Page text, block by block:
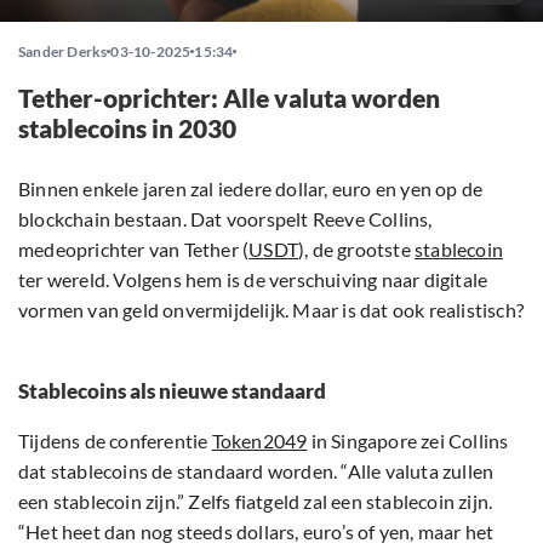
Sander Derks 03-10-2025 15:34
Tether-oprichter: Alle valuta worden
stablecoins in 2030
Binnen enkele jaren zal iedere dollar, euro en yen op de
blockchain bestaan. Dat voorspelt Reeve Collins,
medeoprichter van Tether (USDT), de grootstestablecoin
ter wereld. Volgens hem is de verschuiving naar digitale
vormen van geld onvermijdelijk. Maar is dat ook realistisch?
Stablecoins als nieuwe standaard
Tijdens de conferentie Token2049 in Singapore zei Collins
dat stablecoins de standaard worden. “Alle valuta zullen
een stablecoin zijn.” Zelfs fiatgeld zal een stablecoin zijn.
“Het heet dan nog steeds dollars, euro’s of yen, maar het